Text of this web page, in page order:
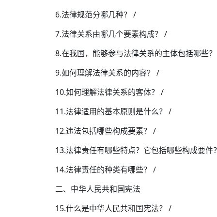
6.法律规范分哪几种？ /
7.法律关系由哪几个要素构成？ /
8.在我国，能够参与法律关系的主体包括哪些
9.如何理解法律关系的内容？ /
10.如何理解法律关系的客体？ /
11.法律适用的基本原则是什么？ /
12.违法包括哪些构成要素？ /
13.法律责任有哪些特点？它包括哪些构成要件
14.法律责任的种类有哪些？ /
二、中华人民共和国宪法
15.什么是中华人民共和国宪法？ /